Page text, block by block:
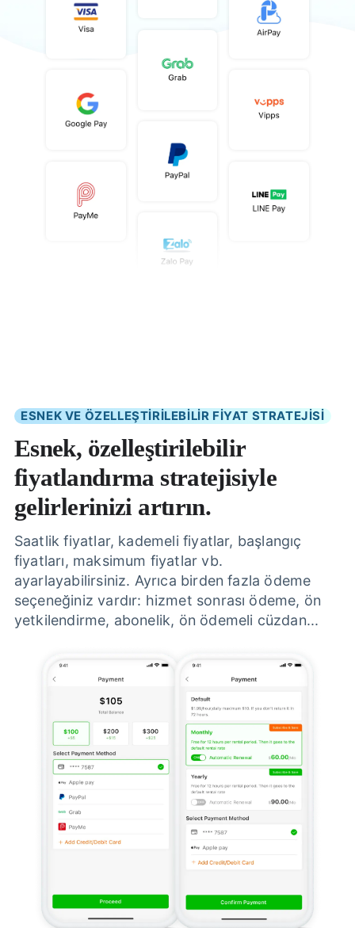
ESNEK VE ÖZELLEŞTİRİLEBİLİR FİYAT STRATEJİSİ
Esnek, özelleştirilebilir
fiyatlandırma stratejisiyle
gelirlerinizi artırın.
Saatlik fiyatlar, kademeli fiyatlar, başlangıç
fiyatları, maksimum fiyatlar vb.
ayarlayabilirsiniz. Ayrıca birden fazla ödeme
seçeneğiniz vardır: hizmet sonrası ödeme, ön
yetkilendirme, abonelik, ön ödemeli cüzdan...